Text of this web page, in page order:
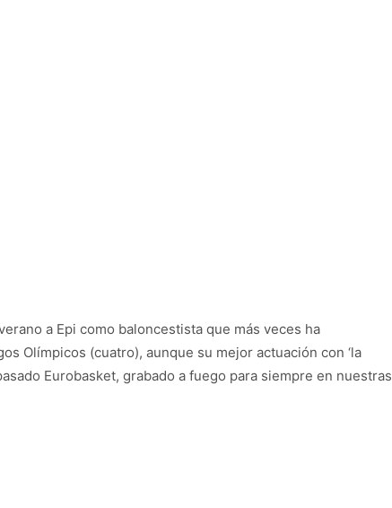
a Epi como baloncestista que más veces ha
Olímpicos (cuatro), aunque su mejor actuación con ‘la
Eurobasket, grabado a fuego para siempre en nuestras